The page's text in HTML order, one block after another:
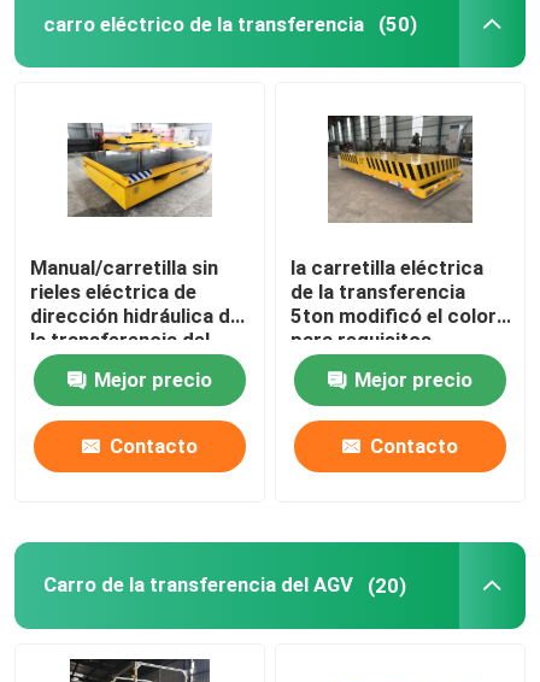
Grúa a prueba de explosiones
Toldo de la estructura de acero
Carro de la transferencia de la cucharón
Carro de la transferencia de la placa giratoria
Gastos indirectos y grúa de pórtico
Grúa de poca potencia
Grúa inteligente
carro eléctrico de la transferencia (50)
Manual/carretilla sin
rieles eléctrica de
dirección hidráulica de
la transferencia del
carro 5t-50T de la
transferencia
Mejor precio
Contacto
la carretilla eléctrica
de la transferencia
5ton modificó el color
para requisitos
particulares para la
manipulación de
materiales
Mejor precio
Contacto
Carro de la transferencia del AGV (20)